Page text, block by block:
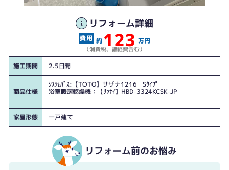
リフォーム詳細
約 123 万円
（消費税、諸経費含む）
施工期間 2.5日間
商品仕様
ｼｽﾃﾑﾊﾞｽ:【TOTO】サザナ1216 Sﾀｲﾌﾟ
浴室暖房乾燥機：【ﾘﾝﾅｲ】HBD-3324KCSK-JP
家屋形態 一戸建て
リフォーム前のお悩み